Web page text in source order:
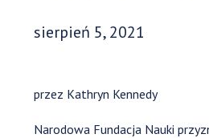
Data opublikowania:
sierpień 5, 2021
przez Kathryn Kennedy
Narodowa Fundacja Nauki